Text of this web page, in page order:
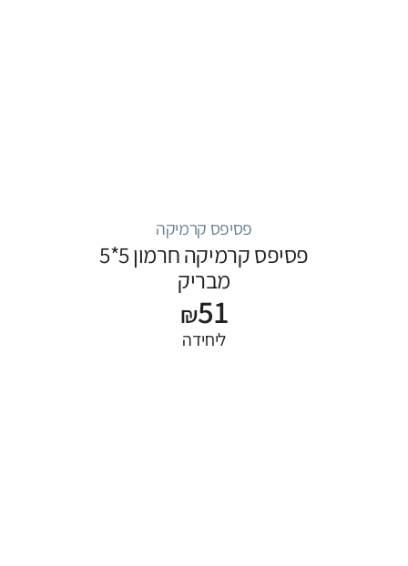
פסיפס קרמיקה
פסיפס קרמיקה חרמון 5*5
מבריק
₪51
ליחידה